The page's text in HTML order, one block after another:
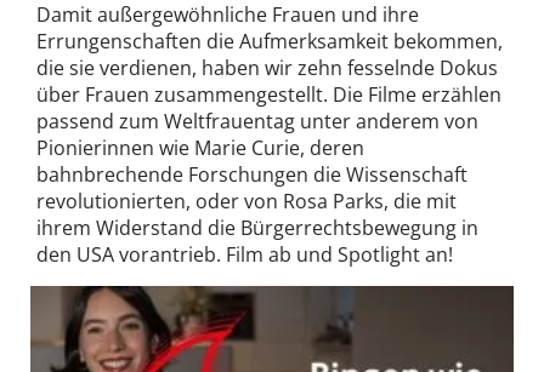
Damit außergewöhnliche Frauen und ihre
Errungenschaften die Aufmerksamkeit bekommen,
die sie verdienen, haben wir zehn fesselnde Dokus
über Frauen zusammengestellt. Die Filme erzählen
passend zum Weltfrauentag unter anderem von
Pionierinnen wie Marie Curie, deren
bahnbrechende Forschungen die Wissenschaft
revolutionierten, oder von Rosa Parks, die mit
ihrem Widerstand die Bürgerrechtsbewegung in
den USA vorantrieb. Film ab und Spotlight an!